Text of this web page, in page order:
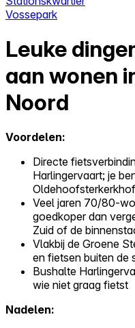
Vossepark
Leuke
aan wonen
Noord
Voordelen:
Directe
Harlingervaart; je
Oldehoofsterkerkhof
Veel jaren 70/80-
goedkoper dan
Zuid of de
Vlakbij de Groene
en fietsen buiten de
Bushalte
wie niet graag fietst
Nadelen: